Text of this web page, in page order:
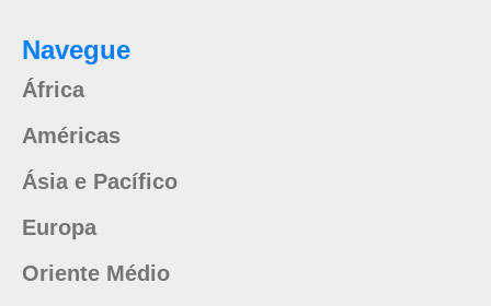
Navegue
África
Américas
Ásia e Pacífico
Europa
Oriente Médio